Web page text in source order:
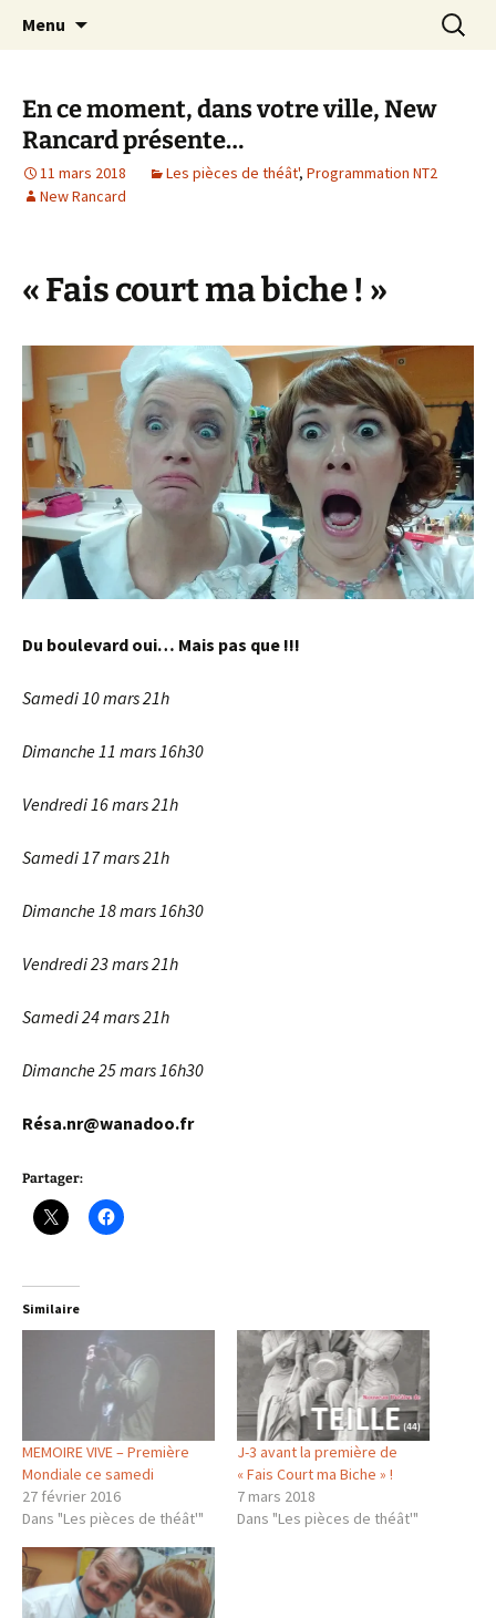
New Rancard
Association d’éducation populaire à Teillé
Menu
En ce moment, dans votre ville, New
Rancard présente…
11 mars 2018 Les pièces de théât', Programmation NT2
New Rancard
« Fais court ma biche ! »
Du boulevard oui… Mais pas que !!!
Samedi 10 mars 21h
Dimanche 11 mars 16h30
Vendredi 16 mars 21h
Samedi 17 mars 21h
Dimanche 18 mars 16h30
Vendredi 23 mars 21h
Samedi 24 mars 21h
Dimanche 25 mars 16h30
Résa.nr@wanadoo.fr
Partager:
Similaire
MEMOIRE VIVE – Première
Mondiale ce samedi
27 février 2016
Dans "Les pièces de théât'"
J-3 avant la première de
« Fais Court ma Biche » !
7 mars 2018
Dans "Les pièces de théât'"